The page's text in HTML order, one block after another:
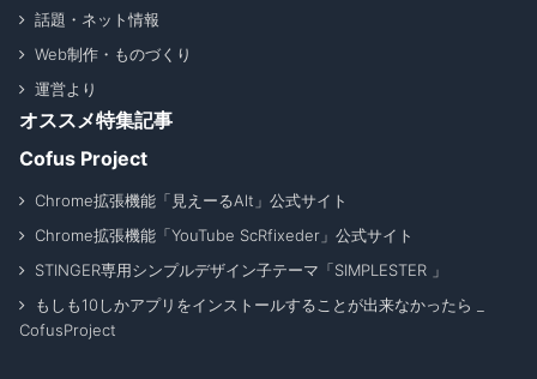
話題・ネット情報
Web制作・ものづくり
運営より
オススメ特集記事
Cofus Project
Chrome拡張機能「見えーるAlt」公式サイト
Chrome拡張機能「YouTube ScRfixeder」公式サイト
STINGER専用シンプルデザイン子テーマ「SIMPLESTER 」
もしも10しかアプリをインストールすることが出来なかったら _
CofusProject